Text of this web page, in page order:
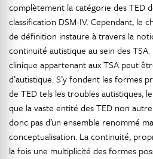
complètement la catégorie des TED
classification DSM-IV. Cependant, le
de définition instaure à travers la
continuité autistique au sein des
clinique appartenant aux TSA peut
d’autistique. S’y fondent les formes
de TED tels les troubles autistiques,
que la vaste entité des TED non
donc pas d’un ensemble renommé
conceptualisation. La continuité,
la fois une multiplicité des formes